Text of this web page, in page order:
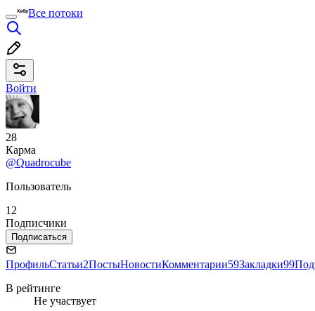
Все потоки
Войти
28
Карма
@Quadrocube
Пользователь
12
Подписчики
Подписаться
ПрофильСтатьи2ПостыНовостиКомментарии59Закладки99
В рейтинге
Не участвует